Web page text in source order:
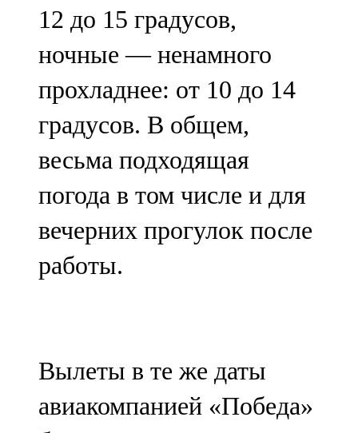
12 до 15 градусов,
ночные — ненамного
прохладнее: от 10 до 14
градусов. В общем,
весьма подходящая
погода в том числе и для
вечерних прогулок после
работы.
Вылеты в те же даты
авиакомпанией «Победа»